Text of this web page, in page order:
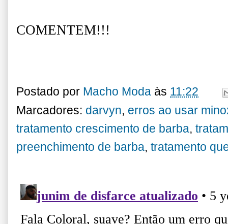
COMENTEM!!!
Postado por Macho Moda às 11:22
Marcadores: darvyn, erros ao usar
tratamento crescimento de barba,
preenchimento de barba, tratamento